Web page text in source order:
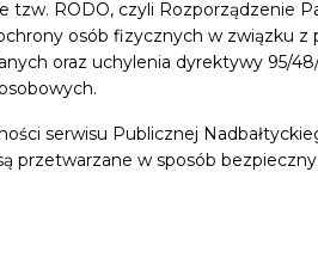
tzw. RODO, czyli Rozporządzenie
osób fizycznych w związku
oraz uchylenia dyrektywy 95/
serwisu Publicznej
przetwarzane w sposób